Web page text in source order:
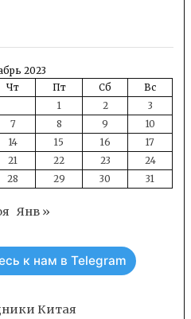
2023
Чт Пт Сб
Вс
1
2
3
7 8 9
10
14 15 16
17
21 22 23
24
28 29 30 31
Янв »
к нам в Telegram